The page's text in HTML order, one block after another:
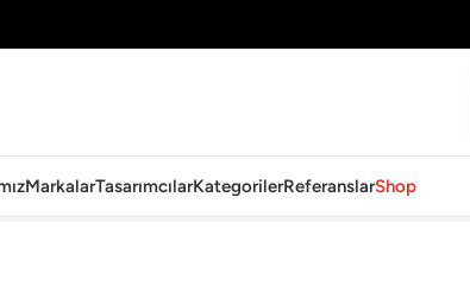
MarkalarTasarımcılarKategorilerReferanslarShop